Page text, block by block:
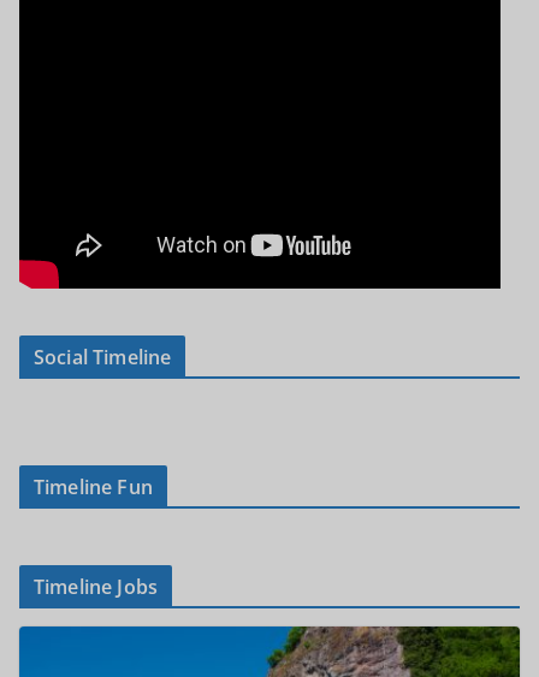
Social Timeline
Timeline Fun
Timeline Jobs